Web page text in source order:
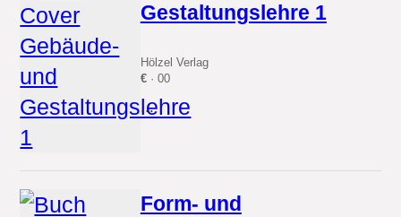
Gestaltungslehre 1
Hölzel Verlag
€· 00
...
Form- und